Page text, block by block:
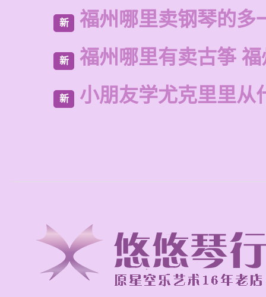
新 福州哪里卖钢琴的多
新 福州哪里有卖古筝
新 小朋友学尤克里里从